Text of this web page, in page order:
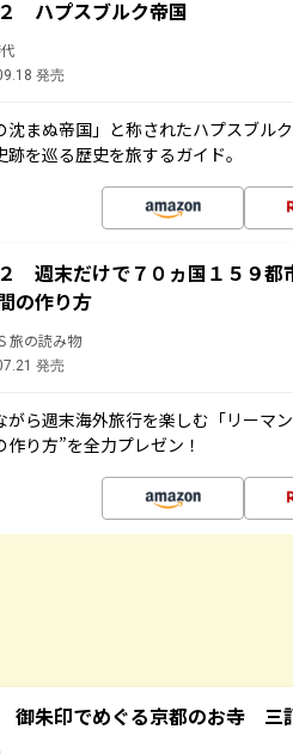
ハプスブルク帝国
発売
沈まぬ帝国」と称されたハプスブル
跡を巡る歴史を旅するガイド。
週末だけで７０ヵ国１５９都
の作り方
旅の読み物
発売
がら週末海外旅行を楽しむ「リーマ
作り方”を全力プレゼン！
御朱印でめぐる京都のお寺 三